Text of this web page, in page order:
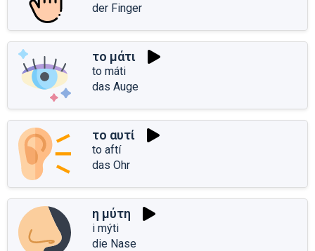
der Finger
το μάτι
to máti
das Auge
το αυτί
to aftí
das Ohr
η μύτη
i mýti
die Nase